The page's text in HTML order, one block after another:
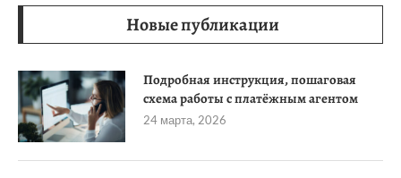
Новые публикации
Подробная инструкция, пошаговая
схема работы с платёжным агентом
24 марта, 2026